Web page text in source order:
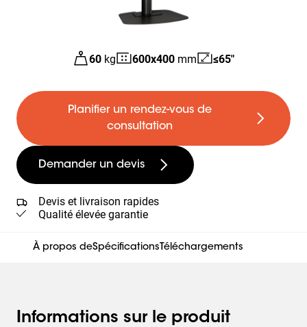
60 kg 600x400 mm ≤65"
Planifier un rendez-vous de
consultation
Demander un devis
Devis et livraison rapides
Qualité élevée garantie
À propos deSpécifications Téléchargements
Informations sur le produit